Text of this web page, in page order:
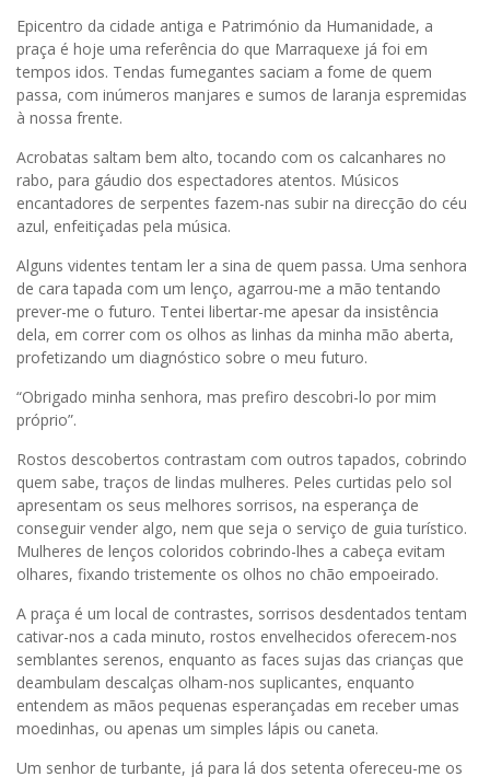
Epicentro da cidade antiga e Património da Humanidade, a
praça é hoje uma referência do que Marraquexe já foi em
tempos idos. Tendas fumegantes saciam a fome de quem
passa, com inúmeros manjares e sumos de laranja espremidas
à nossa frente.
Acrobatas saltam bem alto, tocando com os calcanhares no
rabo, para gáudio dos espectadores atentos. Músicos
encantadores de serpentes fazem-nas subir na direcção do céu
azul, enfeitiçadas pela música.
Alguns videntes tentam ler a sina de quem passa. Uma senhora
de cara tapada com um lenço, agarrou-me a mão tentando
prever-me o futuro. Tentei libertar-me apesar da insistência
dela, em correr com os olhos as linhas da minha mão aberta,
profetizando um diagnóstico sobre o meu futuro.
“Obrigado minha senhora, mas prefiro descobri-lo por mim
próprio”.
Rostos descobertos contrastam com outros tapados, cobrindo
quem sabe, traços de lindas mulheres. Peles curtidas pelo sol
apresentam os seus melhores sorrisos, na esperança de
conseguir vender algo, nem que seja o serviço de guia turístico.
Mulheres de lenços coloridos cobrindo-lhes a cabeça evitam
olhares, fixando tristemente os olhos no chão empoeirado.
A praça é um local de contrastes, sorrisos desdentados tentam
cativar-nos a cada minuto, rostos envelhecidos oferecem-nos
semblantes serenos, enquanto as faces sujas das crianças que
deambulam descalças olham-nos suplicantes, enquanto
entendem as mãos pequenas esperançadas em receber umas
moedinhas, ou apenas um simples lápis ou caneta.
Um senhor de turbante, já para lá dos setenta ofereceu-me os